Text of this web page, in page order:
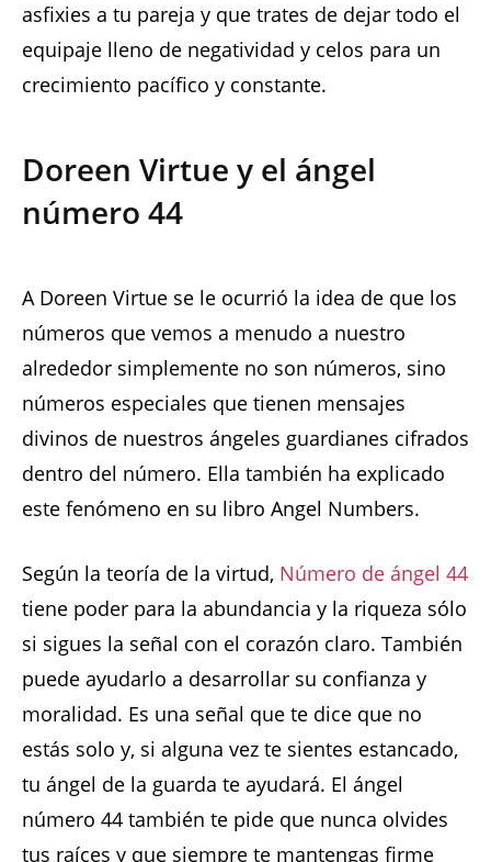
asfixies a tu pareja y que trates de dejar todo el
equipaje lleno de negatividad y celos para un
crecimiento pacífico y constante.
Doreen Virtue y el ángel
número 44
A Doreen Virtue se le ocurrió la idea de que los
números que vemos a menudo a nuestro
alrededor simplemente no son números, sino
números especiales que tienen mensajes
divinos de nuestros ángeles guardianes cifrados
dentro del número. Ella también ha explicado
este fenómeno en su libro Angel Numbers.
Según la teoría de la virtud, Número de ángel 44
tiene poder para la abundancia y la riqueza sólo
si sigues la señal con el corazón claro. También
puede ayudarlo a desarrollar su confianza y
moralidad. Es una señal que te dice que no
estás solo y, si alguna vez te sientes estancado,
tu ángel de la guarda te ayudará. El ángel
número 44 también te pide que nunca olvides
tus raíces y que siempre te mantengas firme